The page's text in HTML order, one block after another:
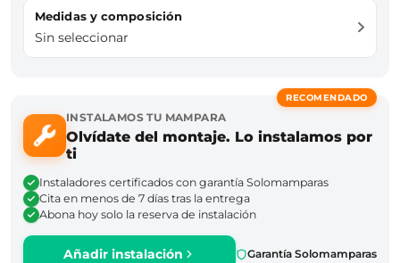
Medidas y composición
Sin seleccionar
RECOMENDADO
INSTALAMOS TU MAMPARA
Olvídate del montaje. Lo instalamos por
ti
Instaladores certificados con garantía Solomamparas
Cita en menos de 7 días tras la entrega
Abona hoy solo la reserva de instalación
Añadir instalación Garantía Solomamparas